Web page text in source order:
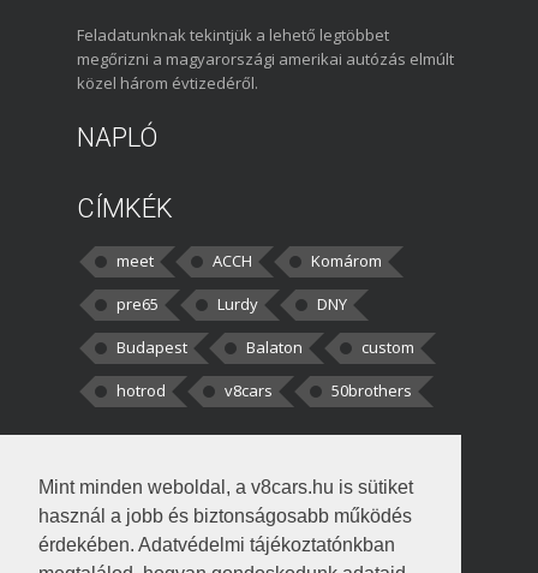
Mint minden weboldal, a v8cars.hu is sütiket
használ a jobb és biztonságosabb működés
érdekében. Adatvédelmi tájékoztatónkban
Feladatunknak tekintjük a lehető legtöbbet
megőrizni a magyarországi amerikai autózás elmúlt
közel három évtizedéről.
NAPLÓ
CÍMKÉK
meet ACCH
Komárom
pre65
Lurdy
DNY
Budapest
Balaton
custom
hotrod
v8cars 50brothers
kortisz:Elszúrtam! Én csak két
darabbaal számoltam. Nem tudtam, hogy fél autót,